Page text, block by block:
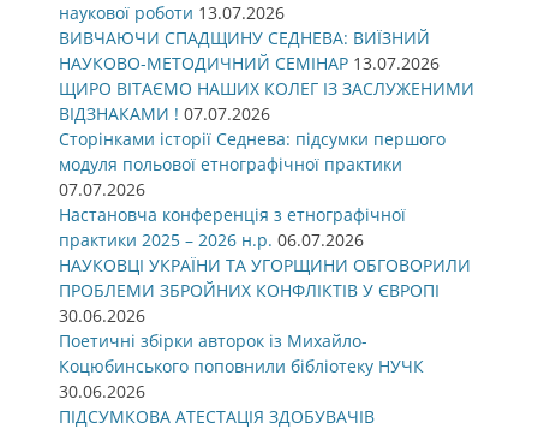
наукової роботи 13.07.2026
ВИВЧАЮЧИ СПАДЩИНУ СЕДНЕВА: ВИЇЗНИЙ
НАУКОВО-МЕТОДИЧНИЙ СЕМІНАР 13.07.2026
ЩИРО ВІТАЄМО НАШИХ КОЛЕГ ІЗ ЗАСЛУЖЕНИМИ
ВІДЗНАКАМИ ! 07.07.2026
Сторінками історії Седнева: підсумки першого
модуля польової етнографічної практики
07.07.2026
Настановча конференція з етнографічної
практики 2025 – 2026 н.р. 06.07.2026
НАУКОВЦІ УКРАЇНИ ТА УГОРЩИНИ ОБГОВОРИЛИ
ПРОБЛЕМИ ЗБРОЙНИХ КОНФЛІКТІВ У ЄВРОПІ
30.06.2026
Поетичні збірки авторок із Михайло-
Коцюбинського поповнили бібліотеку НУЧК
30.06.2026
ПІДСУМКОВА АТЕСТАЦІЯ ЗДОБУВАЧІВ